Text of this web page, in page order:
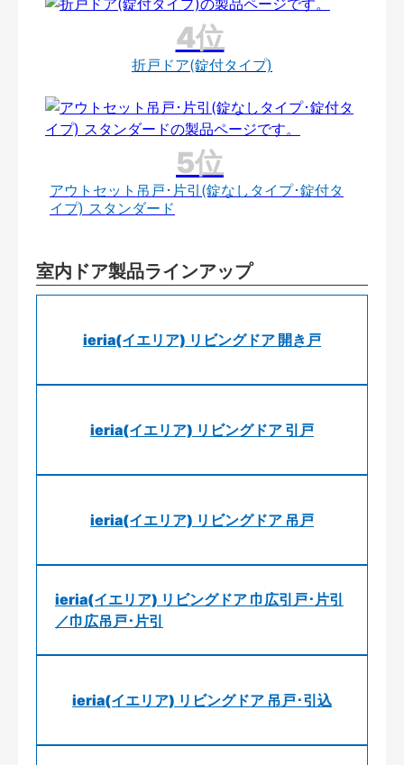
折戸ドア(錠付タイプ)
アウトセット吊戸･片引(錠なしタイプ･錠付タ
イプ) スタンダード
室内ドア製品ラインアップ
ieria(イエリア) リビングドア 開き戸
ieria(イエリア) リビングドア 引戸
ieria(イエリア) リビングドア 吊戸
ieria(イエリア) リビングドア 巾広引戸･片引
／巾広吊戸･片引
ieria(イエリア) リビングドア 吊戸･引込